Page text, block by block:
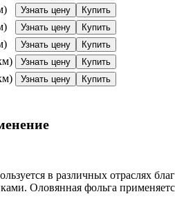
Узнать цену Купить
Узнать цену Купить
Узнать цену Купить
Узнать цену Купить
Узнать цену
Купить
в различных отраслях
Оловянная фольга